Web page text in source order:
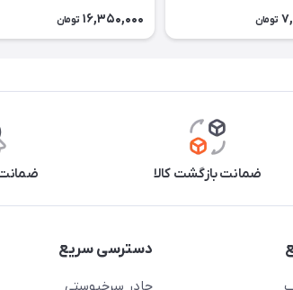
تومان 16,350,000 تومان
ضمانت بازگشت کالا ضمانت
دسترسی سریع
چادر سرخپوستی